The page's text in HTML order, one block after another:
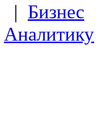
| Бизнес
Аналитику